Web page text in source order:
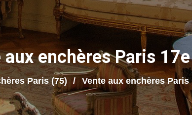
aux enchères Paris 17e
Paris (75) Vente aux enchères Paris